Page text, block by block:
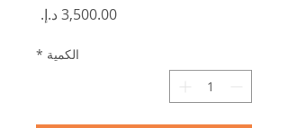
الكمية *